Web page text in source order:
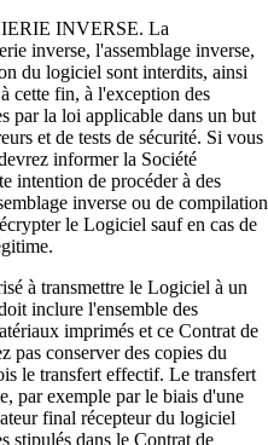
INVERSE. La
inverse, l'assemblage inverse,
du logiciel sont interdits, ainsi
cette fin, à l'exception des
par la loi applicable dans un but
et de tests de sécurité. Si vous
informer la Société
intention de procéder à des
inverse ou de compilation
le Logiciel sauf en cas de
à transmettre le Logiciel à un
inclure l'ensemble des
imprimés et ce Contrat de
pas conserver des copies du
le transfert effectif. Le transfert
par exemple par le biais d'une
final récepteur du logiciel
stipulés dans le Contrat de